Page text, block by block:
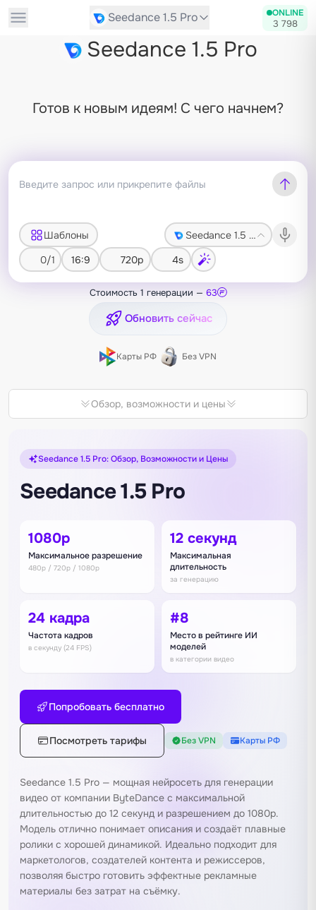
Seedance 1.5 Pro ONLINE
3 798
Seedance 1.5 Pro
Готов к новым идеям! С чего начнем?
Шаблоны
Seedance 1.5 Pro
0/1
16:9 720p 4s
Стоимость 1 генерации — 63
Обновить сейчас
Карты РФ Без VPN
Обзор, возможности и цены
Seedance 1.5 Pro: Обзор, Возможности и Цены
Seedance 1.5 Pro
1080p
Максимальное разрешение
480p / 720p / 1080p
12 секунд
Максимальная
длительность
за генерацию
24 кадра
Частота кадров
в секунду (24 FPS)
#8
Место в рейтинге ИИ
моделей
в категории видео
Попробовать бесплатно
Посмотреть тарифы Без VPN Карты РФ
Seedance 1.5 Pro — мощная нейросеть для генерации
видео от компании ByteDance с максимальной
длительностью до 12 секунд и разрешением до 1080p.
Модель отлично понимает описания и создаёт плавные
ролики с хорошей динамикой. Идеально подходит для
маркетологов, создателей контента и режиссеров,
позволяя быстро готовить эффектные рекламные
материалы без затрат на съёмку.